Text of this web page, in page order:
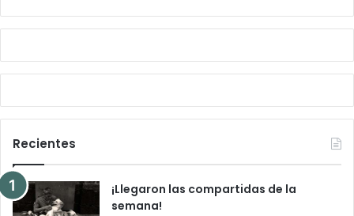
Recientes
¡Llegaron las compartidas de la
semana!